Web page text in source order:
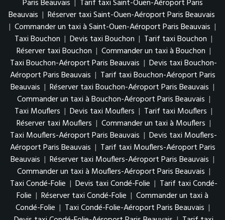
Paris Beauvais | Tarif taxi Saint-Ouen-Aéroport Paris
Beauvais | Réserver taxi Saint-Ouen-Aéroport Paris Beauvais
| Commander un taxi à Saint-Ouen-Aéroport Paris Beauvais |
Taxi Bouchon | Devis taxi Bouchon | Tarif taxi Bouchon |
Réserver taxi Bouchon | Commander un taxi à Bouchon |
Taxi Bouchon-Aéroport Paris Beauvais | Devis taxi Bouchon-
Aéroport Paris Beauvais | Tarif taxi Bouchon-Aéroport Paris
Beauvais | Réserver taxi Bouchon-Aéroport Paris Beauvais |
Commander un taxi à Bouchon-Aéroport Paris Beauvais |
Taxi Mouflers | Devis taxi Mouflers | Tarif taxi Mouflers |
Réserver taxi Mouflers | Commander un taxi à Mouflers |
Taxi Mouflers-Aéroport Paris Beauvais | Devis taxi Mouflers-
Aéroport Paris Beauvais | Tarif taxi Mouflers-Aéroport Paris
Beauvais | Réserver taxi Mouflers-Aéroport Paris Beauvais |
Commander un taxi à Mouflers-Aéroport Paris Beauvais |
Taxi Condé-Folie | Devis taxi Condé-Folie | Tarif taxi Condé-
Folie | Réserver taxi Condé-Folie | Commander un taxi à
Condé-Folie | Taxi Condé-Folie-Aéroport Paris Beauvais |